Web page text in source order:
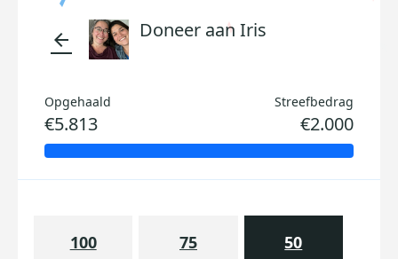
arrow_back Doneer aan Iris
Opgehaald
€5.813
Streefbedrag
€2.000
100 75 50